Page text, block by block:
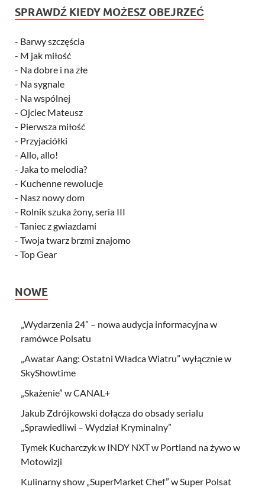
SPRAWDŹ KIEDY MOŻESZ OBEJRZEĆ
- Barwy szczęścia
- M jak miłość
- Na dobre i na złe
- Na sygnale
- Na wspólnej
- Ojciec Mateusz
- Pierwsza miłość
- Przyjaciółki
- Allo, allo!
- Jaka to melodia?
- Kuchenne rewolucje
- Nasz nowy dom
- Rolnik szuka żony, seria III
- Taniec z gwiazdami
- Twoja twarz brzmi znajomo
- Top Gear
NOWE
„Wydarzenia 24” – nowa audycja informacyjna w
ramówce Polsatu
„Awatar Aang: Ostatni Władca Wiatru” wyłącznie w
SkyShowtime
„Skażenie” w CANAL+
Jakub Zdrójkowski dołącza do obsady serialu
„Sprawiedliwi – Wydział Kryminalny”
Tymek Kucharczyk w INDY NXT w Portland na żywo w
Motowizji
Kulinarny show „SuperMarket Chef” w Super Polsat